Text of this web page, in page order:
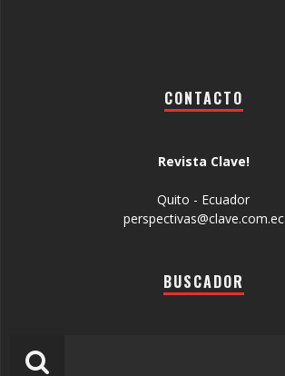
CONTACTO
Revista Clave!
Quito - Ecuador
perspectivas@clave.com.ec
BUSCADOR